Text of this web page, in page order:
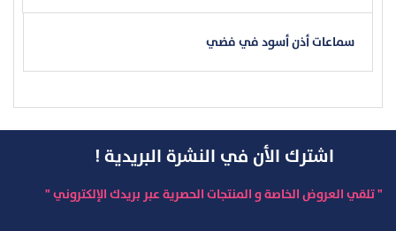
سماعات أذن أسود في فضي
اشترك الأن في النشرة البريدية !
" تلقي العروض الخاصة و المنتجات الحصرية عبر بريدك الإلكتروني "